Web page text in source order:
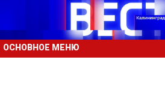
ОСНОВНОЕ МЕНЮ